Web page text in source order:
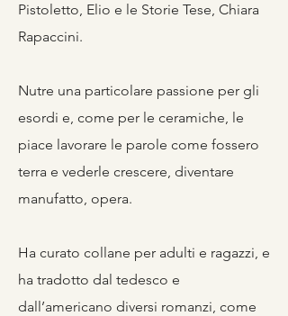
Pistoletto, Elio e le Storie Tese, Chiara
Rapaccini.
Nutre una particolare passione per gli
esordi e, come per le ceramiche, le
piace lavorare le parole come fossero
terra e vederle crescere, diventare
manufatto, opera.
Ha curato collane per adulti e ragazzi, e
ha tradotto dal tedesco e
dall’americano diversi romanzi, come